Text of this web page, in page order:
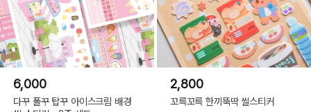
6,000
다꾸 폴꾸 탑꾸 아이스크림 배경
2,800
꼬륵꼬륵 한끼뚝딱 씰스티커